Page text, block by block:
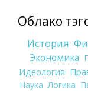
Облако
История
Экономика
Идеология
Наука Логика